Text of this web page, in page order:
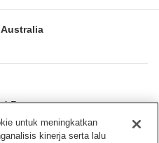
Restoran
Laundry
untuk meningkatkan
kinerja serta lalu